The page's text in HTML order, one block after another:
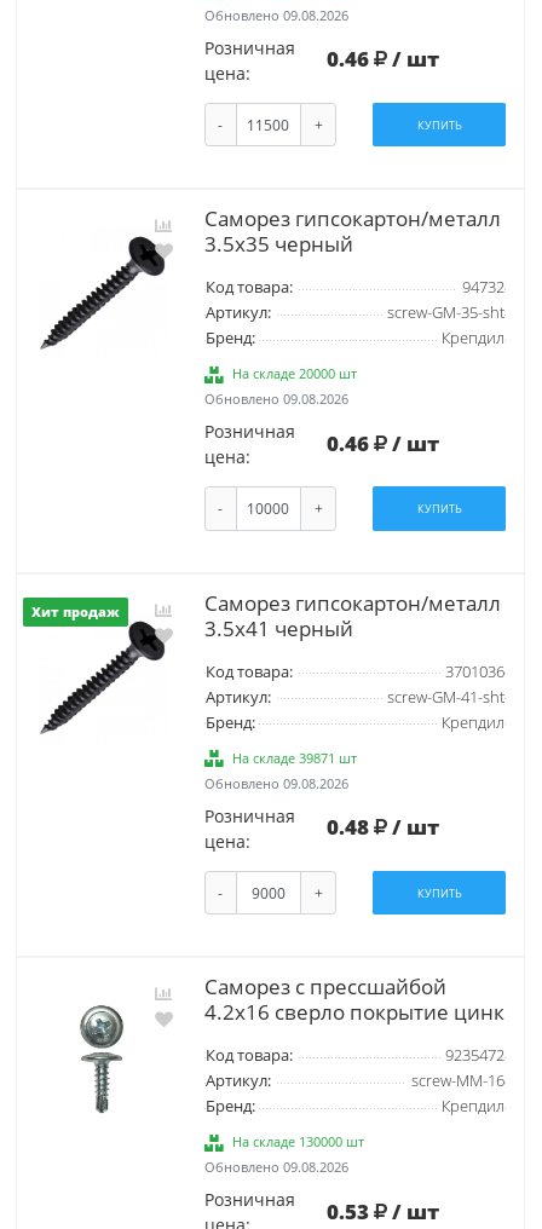
Обновлено 09.08.2026
Розничная
цена:
0.46 / шт
- + КУПИТЬ
Саморез гипсокартон/металл
3.5х35 черный
Код товара:
94732
Артикул:
screw-GM-35-sht
Бренд:
Крепдил
На складе 20000 шт
Обновлено 09.08.2026
Розничная
цена:
0.46 / шт
- + КУПИТЬ
Хит продаж
Саморез гипсокартон/металл
3.5х41 черный
Код товара:
3701036
Артикул:
screw-GM-41-sht
Бренд:
Крепдил
На складе 39871 шт
Обновлено 09.08.2026
Розничная
цена:
0.48 / шт
- + КУПИТЬ
Саморез с прессшайбой
4.2х16 сверло покрытие цинк
Код товара:
9235472
Артикул:
screw-MM-16
Бренд:
Крепдил
На складе 130000 шт
Обновлено 09.08.2026
Розничная
0.53 / шт